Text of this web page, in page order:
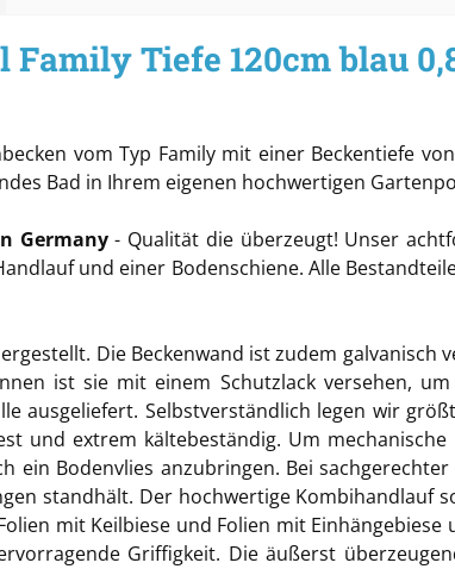
Tiefe 120cm blau
vom Typ Family mit einer Beckentiefe
Bad in Ihrem eigenen hochwertigen
Germany- Qualität die überzeugt! Unser
und einer Bodenschiene. Alle
Die Beckenwand ist zudem
ist sie mit einem Schutzlack versehen,
ausgeliefert. Selbstverständlich legen wir
und extrem kältebeständig. Um
ein Bodenvlies anzubringen. Bei
standhält. Der hochwertige Kombihandlauf
mit Keilbiese und Folien mit
Griffigkeit. Die äußerst